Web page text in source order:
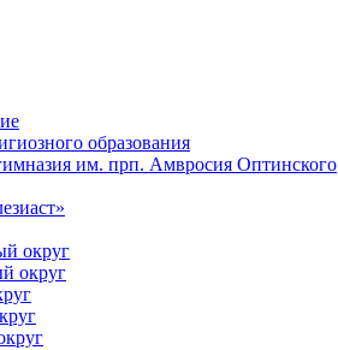
образования
им. прп. Амвросия Оптинского
округ
округ